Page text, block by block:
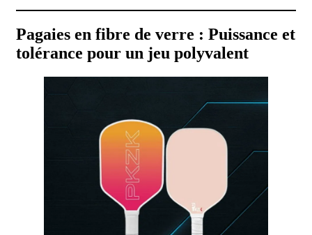
Pagaies en fibre de verre : Puissance et
tolérance pour un jeu polyvalent